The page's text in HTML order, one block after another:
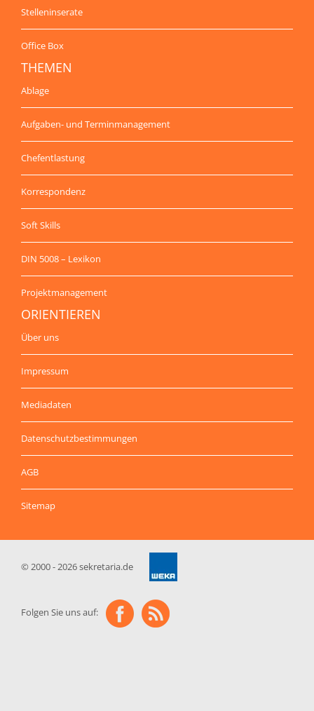
Stelleninserate
Office Box
THEMEN
Ablage
Aufgaben- und Terminmanagement
Chefentlastung
Korrespondenz
Soft Skills
DIN 5008 – Lexikon
Projektmanagement
ORIENTIEREN
Über uns
Impressum
Mediadaten
Datenschutzbestimmungen
AGB
Sitemap
© 2000 - 2026 sekretaria.de
Folgen Sie uns auf: